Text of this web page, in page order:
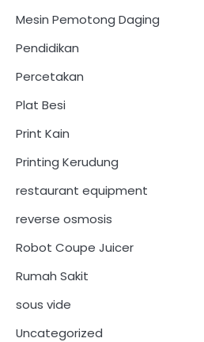
Mesin Pemotong Daging
Pendidikan
Percetakan
Plat Besi
Print Kain
Printing Kerudung
restaurant equipment
reverse osmosis
Robot Coupe Juicer
Rumah Sakit
sous vide
Uncategorized